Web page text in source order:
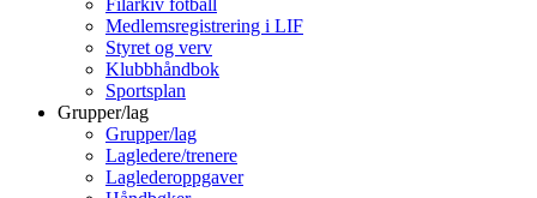
Filarkiv fotball
Medlemsregistrering i LIF
Styret og verv
Klubbhåndbok
Sportsplan
Grupper/lag
Grupper/lag
Lagledere/trenere
Laglederoppgaver